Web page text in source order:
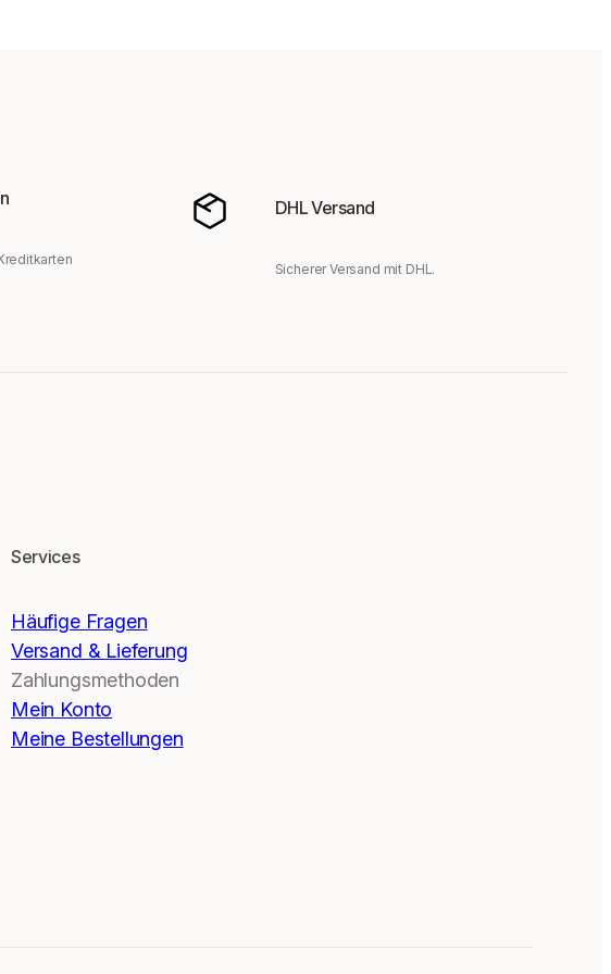
DHL Versand
Sicherer Versand mit DHL.
Services
Häufige Fragen
Versand & Lieferung
Zahlungsmethoden
Mein Konto
Meine Bestellungen